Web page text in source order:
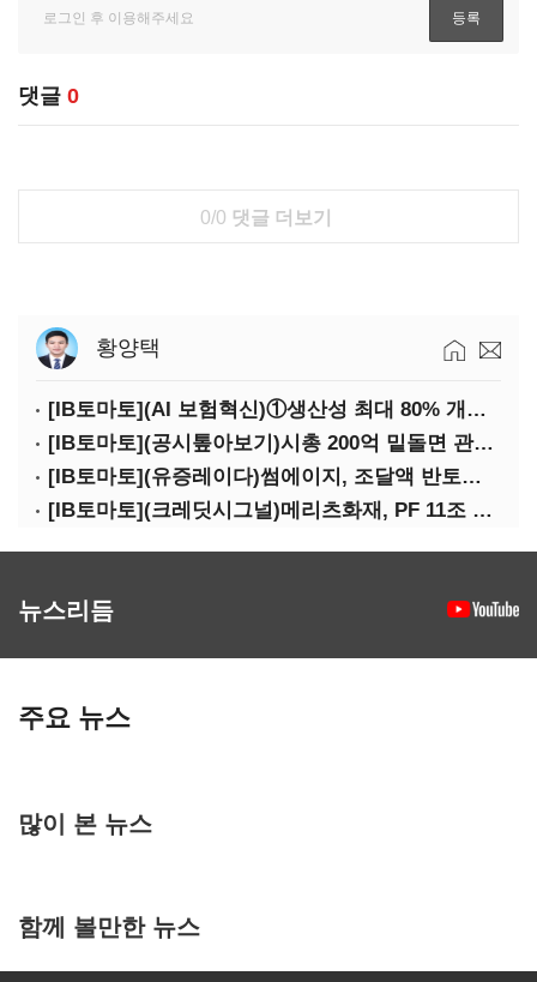
댓글 0
0/0 댓글 더보기
황양택
[IB토마토](AI 보험혁신)①생산성 최대 80% 개선…현실은 '실행 격차'
[IB토마토](공시톺아보기)시총 200억 밑돌면 관리종목…상폐 피하려면
[IB토마토](유증레이다)썸에이지, 조달액 반토막…시총 200억 못 넘으면 철회
[IB토마토](크레딧시그널)메리츠화재, PF 11조 노출…부동산 사업성 저하 우려
뉴스리듬
주요 뉴스
많이 본 뉴스
함께 볼만한 뉴스